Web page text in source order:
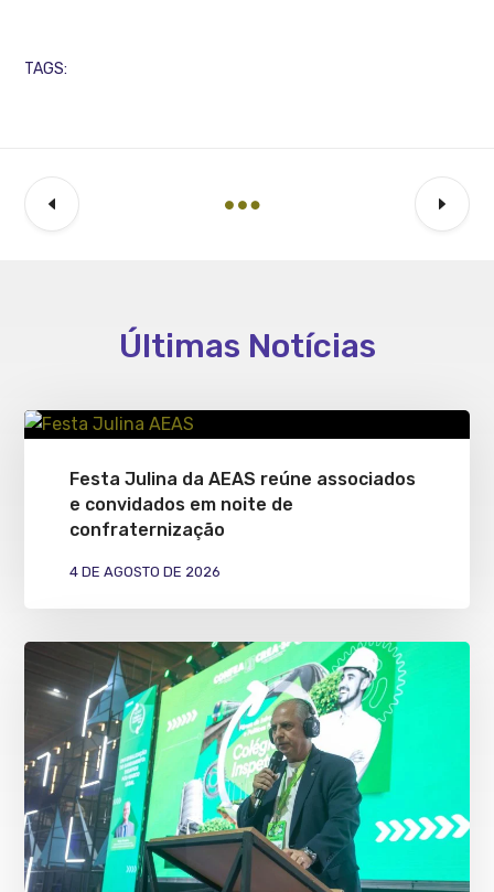
TAGS:
Últimas Notícias
Festa Julina da AEAS reúne associados
e convidados em noite de
confraternização
4 DE AGOSTO DE 2026